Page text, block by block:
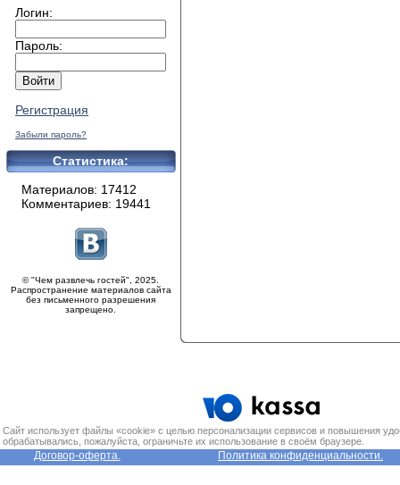
Логин:
Пароль:
Регистрация
Забыли пароль?
Статистика:
Материалов: 17412
Комментариев: 19441
© "Чем развлечь гостей", 2025.
Распространение материалов сайта
без письменного разрешения
запрещено.
Сайт использует файлы «cookie» с целью персонализации сервисов и повышения
обрабатывались, пожалуйста, ограничьте их использование в своём браузере.
Договор-оферта. Политика конфиденциальности.